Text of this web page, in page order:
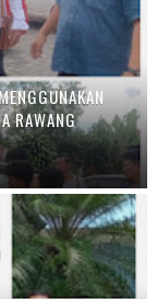
RAWANG